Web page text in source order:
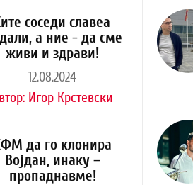
соседи славеа
а ние - да сме
живи и здрави!
12.08.2024
Игор Крстевски
да го клонира
Војдан, инаку –
пропаднавме!